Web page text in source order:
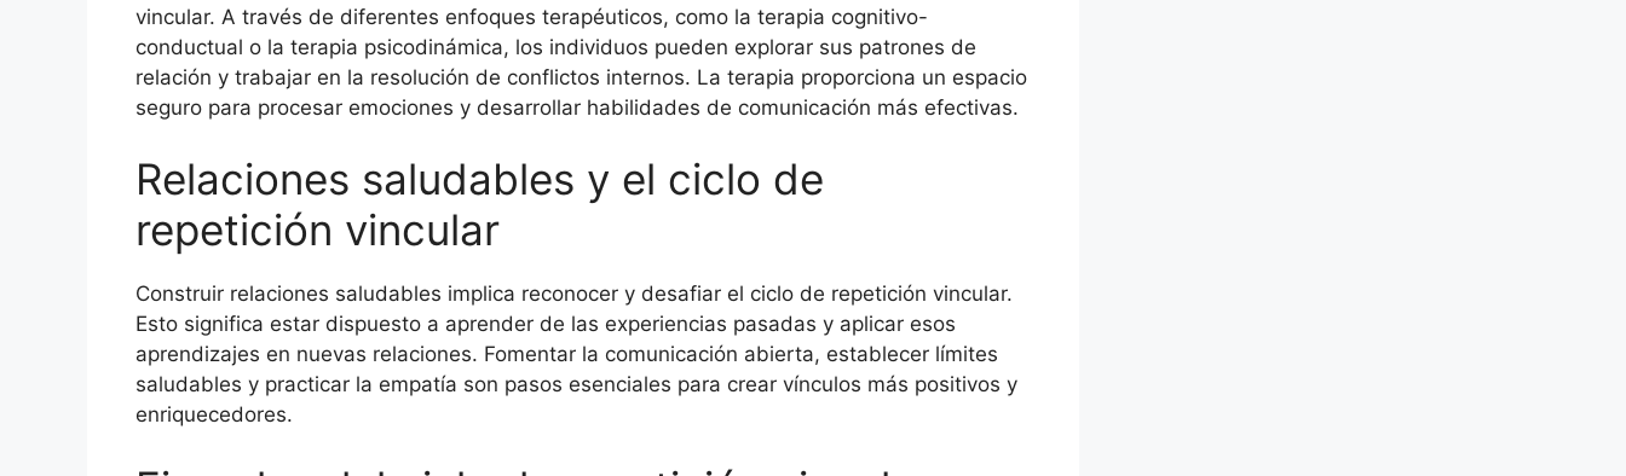
vincular. A través de diferentes enfoques terapéuticos, como la terapia cognitivo-
conductual o la terapia psicodinámica, los individuos pueden explorar sus patrones de
relación y trabajar en la resolución de conflictos internos. La terapia proporciona un espacio
seguro para procesar emociones y desarrollar habilidades de comunicación más efectivas.
Relaciones saludables y el ciclo de
repetición vincular
Construir relaciones saludables implica reconocer y desafiar el ciclo de repetición vincular.
Esto significa estar dispuesto a aprender de las experiencias pasadas y aplicar esos
aprendizajes en nuevas relaciones. Fomentar la comunicación abierta, establecer límites
saludables y practicar la empatía son pasos esenciales para crear vínculos más positivos y
enriquecedores.